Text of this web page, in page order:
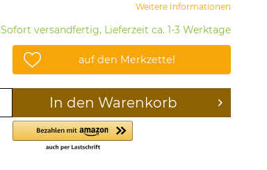
Weitere Informationen
Sofort versandfertig, Lieferzeit ca. 1-3 Werktage
auf den Merkzettel
In den Warenkorb